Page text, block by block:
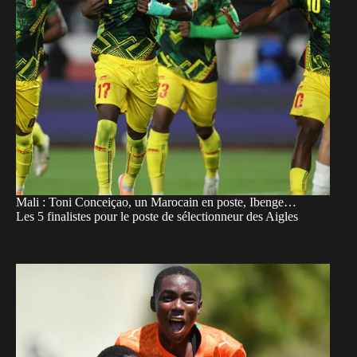
Mali : Toni Conceiçao, un Marocain en poste, Ibenge…
Les 5 finalistes pour le poste de sélectionneur des Aigles